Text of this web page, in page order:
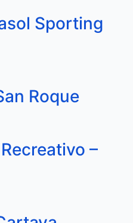
Sporting
Roque
–